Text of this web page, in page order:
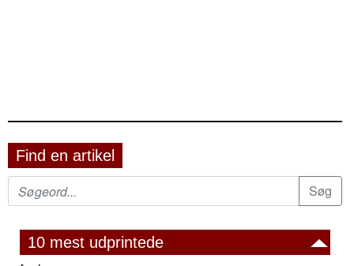
Find en artikel
10 mest udprintede